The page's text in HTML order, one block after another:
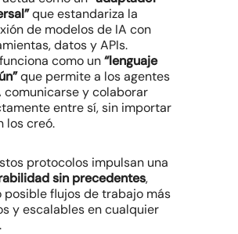
que estandariza la
de modelos de IA con
datos y APIs.
como un“lenguaje
que permite a los agentes
comunicarse y colaborar
entre sí, sin importar
los creó.
protocolos impulsan una
sin precedentes,
posible flujos de trabajo más
y escalables en cualquier